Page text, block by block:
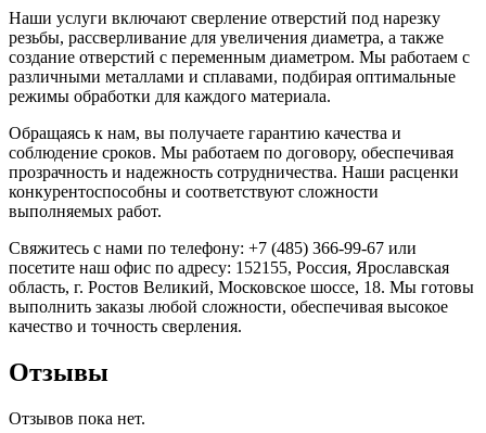
Наши услуги включают сверление отверстий под нарезку
резьбы, рассверливание для увеличения диаметра, а также
создание отверстий с переменным диаметром. Мы работаем с
различными металлами и сплавами, подбирая оптимальные
режимы обработки для каждого материала.
Обращаясь к нам, вы получаете гарантию качества и
соблюдение сроков. Мы работаем по договору, обеспечивая
прозрачность и надежность сотрудничества. Наши расценки
конкурентоспособны и соответствуют сложности
выполняемых работ.
Свяжитесь с нами по телефону: +7 (485) 366-99-67 или
посетите наш офис по адресу: 152155, Россия, Ярославская
область, г. Ростов Великий, Московское шоссе, 18. Мы готовы
выполнить заказы любой сложности, обеспечивая высокое
качество и точность сверления.
Отзывы
Отзывов пока нет.